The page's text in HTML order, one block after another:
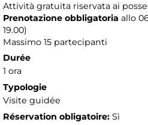
Attività gratuita riservata ai
Prenotazione obbligatoria allo
19.00)
Massimo 15 partecipanti
Durée
1 ora
Typologie
Visite guidée
Réservation obligatoire: Sì